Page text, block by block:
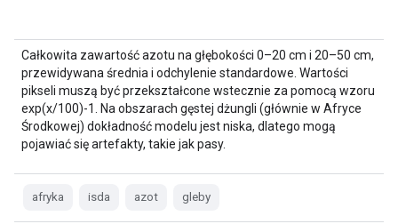
Całkowita zawartość azotu na głębokości 0–20 cm i 20–50 cm,
przewidywana średnia i odchylenie standardowe. Wartości
pikseli muszą być przekształcone wstecznie za pomocą wzoru
exp(x/100)-1. Na obszarach gęstej dżungli (głównie w Afryce
Środkowej) dokładność modelu jest niska, dlatego mogą
pojawiać się artefakty, takie jak pasy.
afryka isda azot gleby